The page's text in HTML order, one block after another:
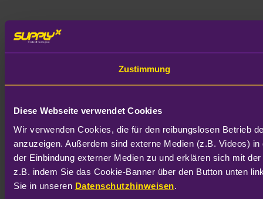
Zustimmung
Diese Webseite verwendet Cookies
Wir verwenden Cookies, die für den reibungslosen Betrieb
anzuzeigen. Außerdem sind externe Medien (z.B. Videos)
der Einbindung externer Medien zu und erklären sich mit
z.B. indem Sie das Cookie-Banner über den Button unten
Sie in unseren Datenschutzhinweisen